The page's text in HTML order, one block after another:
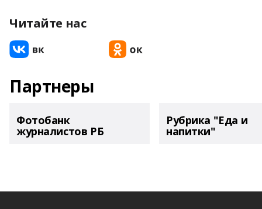
Читайте нас
Партнеры
Фотобанк
журналистов РБ
Рубрика "Еда и
напитки"